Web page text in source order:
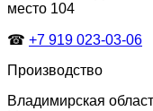
место 104
☎ +7 919 023-03-06
Производство
Владимирская